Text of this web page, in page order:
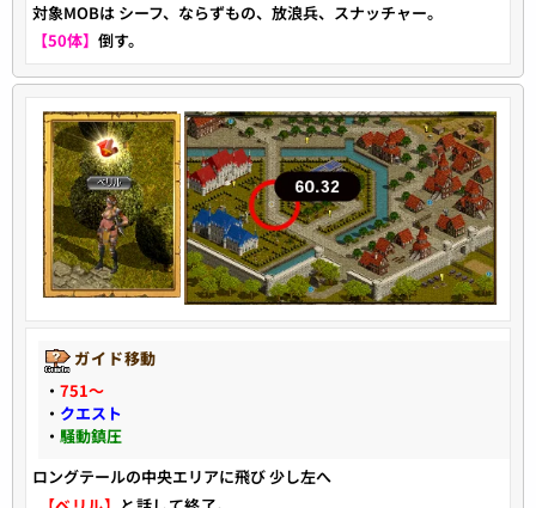
対象MOBは シーフ、ならずもの、放浪兵、スナッチャー。
【50体】 倒す。
ガイド移動
・ 751〜
・ クエスト
・ 騒動鎮圧
ロングテールの中央エリアに飛び 少し左へ